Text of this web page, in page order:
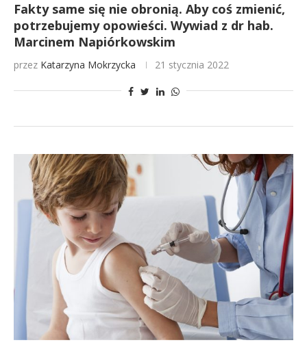
Fakty same się nie obronią. Aby coś zmienić,
potrzebujemy opowieści. Wywiad z dr hab.
Marcinem Napiórkowskim
przez Katarzyna Mokrzycka 21 stycznia 2022